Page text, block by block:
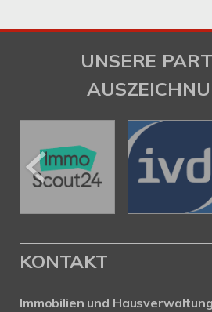
UNSERE
KONTAKT
Immobilien und